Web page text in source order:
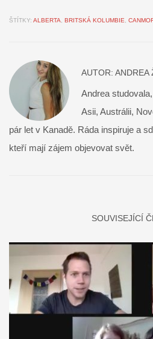
ŠTÍTKY: ALBERTA, BRITSKÁ KOLUMBIE,
AUTOR: ANDREA
Andrea
Asii, Austrálii,
pár let v Kanadě. Ráda inspiruje a
kteří mají zájem objevovat svět.
SOUVISEJÍCÍ